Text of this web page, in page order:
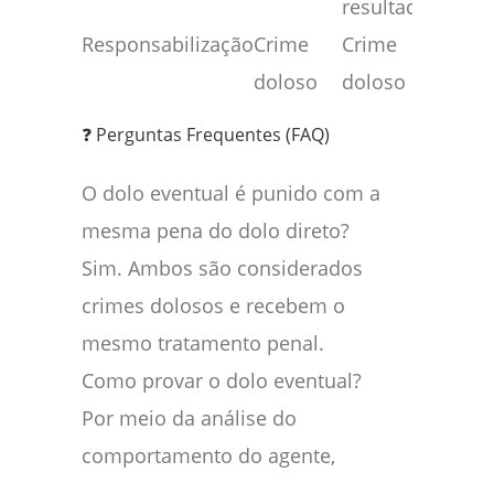
resultado
ResponsabilizaçãoCrime
doloso
Crime
doloso
❓ Perguntas Frequentes (FAQ)
O dolo eventual é punido com a
mesma pena do dolo direto?
Sim. Ambos são considerados
crimes dolosos e recebem o
mesmo tratamento penal.
Como provar o dolo eventual?
Por meio da análise do
comportamento do agente,